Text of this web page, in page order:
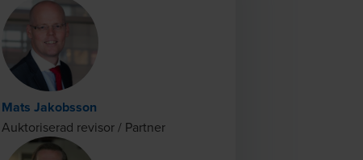
Mats Jakobsson
Auktoriserad revisor / Partner